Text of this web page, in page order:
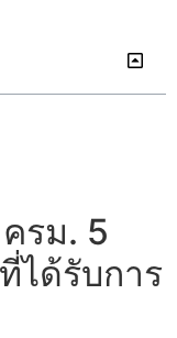
รม. 5
ได้รับการ